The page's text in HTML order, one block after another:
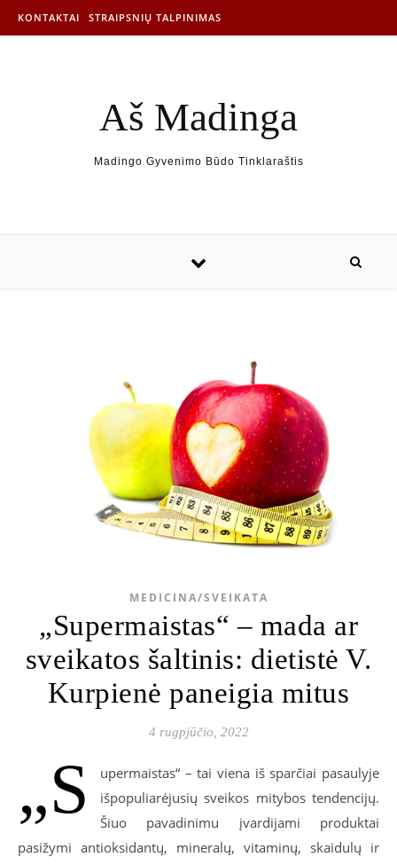
KONTAKTAI STRAIPSNIŲ TALPINIMAS
Aš Madinga
Madingo Gyvenimo Būdo Tinklaraštis
MEDICINA/SVEIKATA
„Supermaistas“ – mada ar
sveikatos šaltinis: dietistė V.
Kurpienė paneigia mitus
4 rugpjūčio, 2022
„S
upermaistas“ – tai viena iš sparčiai pasaulyje
išpopuliarėjusių sveikos mitybos tendencijų.
Šiuo pavadinimu įvardijami produktai
pasižymi antioksidantų, mineralų, vitaminų, skaidulų ir